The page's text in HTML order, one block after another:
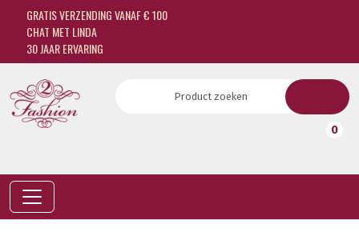
GRATIS VERZENDING VANAF € 100
CHAT MET LINDA
30 JAAR ERVARING
0